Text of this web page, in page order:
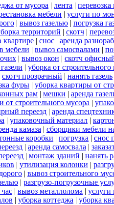
от мусора | лента |
мебели | услуги по
| вывоз газелью | погрузка
территорий | скотч |
квартире | снос | аренда
мебели | вывоз самосвалами |
| вывоз окон | скотч
| уборка от строительного
скотч прозрачный | нанять газель
фуры | уборка квартиры от
рам | мешки | аренда
от строительного мусора |
переезд | аренда
| упаковочный материал |
камаза | сборщики мебели
коробки | погрузка | снос
| аренда самосвала |
| монтаж зданий | нанять
| утилизация колонки |
| вывоз строительного
| разгрузо-погрузочные
| вывоз металлолома | услуги
| уборка коттеджа | уборка